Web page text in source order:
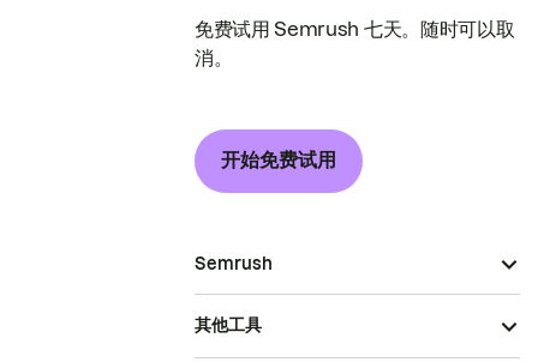
免费试用 Semrush 七天。随时可以取
消。
开始免费试用
Semrush
其他工具